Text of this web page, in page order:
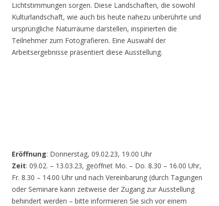
Lichtstimmungen sorgen. Diese Landschaften, die sowohl
Kulturlandschaft, wie auch bis heute nahezu unberührte und
ursprüngliche Naturräume darstellen, inspirierten die
Teilnehmer zum Fotografieren. Eine Auswahl der
Arbeitsergebnisse präsentiert diese Ausstellung.
Eröffnung: Donnerstag, 09.02.23, 19.00 Uhr
Zeit: 09.02. – 13.03.23, geöffnet Mo. – Do. 8.30 – 16.00 Uhr,
Fr. 8.30 – 14.00 Uhr und nach Vereinbarung (durch Tagungen
oder Seminare kann zeitweise der Zugang zur Ausstellung
behindert werden – bitte informieren Sie sich vor einem